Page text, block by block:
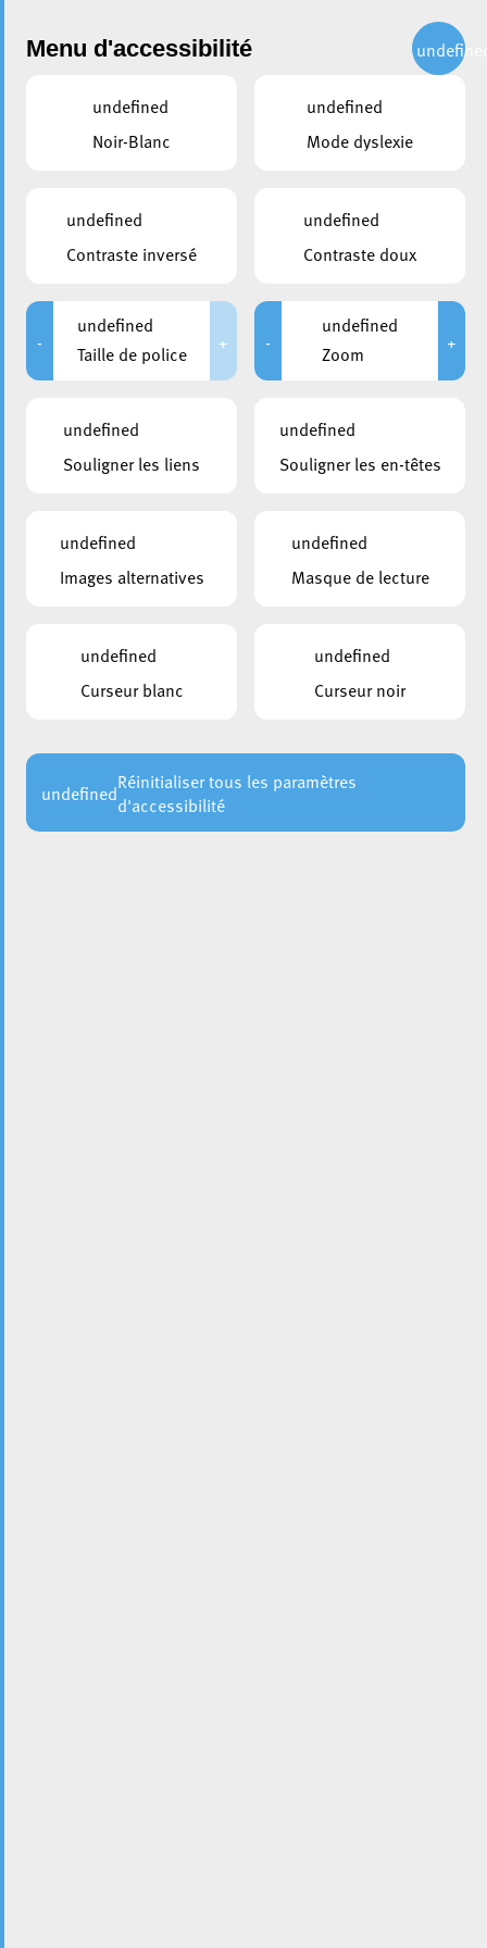
Administration
du magasin dans la rue de
l’Alzette
Le magasinKAF LOKAL
au numéro 59 de la rue de l’Alzette
Monsieur Dan Kersch, Ministre du Travail, de l’Emploi et
de l’Économie sociale et solidaire.
Veuillez consulter le document dans la barre latérale pour
de plus amples informations sur ce qui vous attend au
Menu d'accessibilité
undefined
Noir-Blanc
undefined
Mode dyslexie
undefined
Contraste inversé
undefined
Contraste doux
-
undefined
Taille de police
+ -
undefined
Zoom
+
undefined
Souligner les liens
undefined
Souligner les en-têtes
undefined
Images alternatives
undefined
Masque de lecture
undefined
Curseur blanc
undefined
Curseur noir
undefinedRéinitialiser tous les paramètres
d'accessibilité